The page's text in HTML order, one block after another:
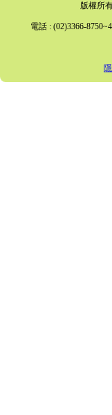
版權所
電話 : (02)3366-